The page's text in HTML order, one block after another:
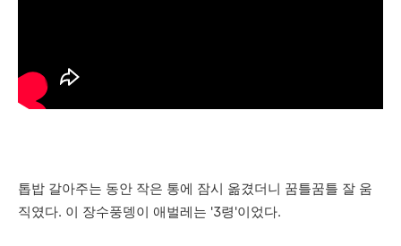
톱밥 갈아주는 동안 작은 통에 잠시 옮겼더니 꿈틀꿈틀 잘 움
직였다. 이 장수풍뎅이 애벌레는 '3령'이었다.